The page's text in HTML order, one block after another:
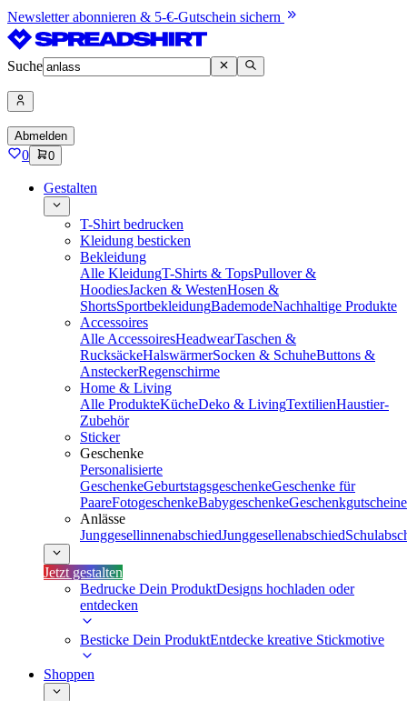
Newsletter abonnieren & 5-€-Gutschein sichern
Suche
Abmelden
0 0
Gestalten
T-Shirt bedrucken
Kleidung besticken
Bekleidung
Alle KleidungT-Shirts & TopsPullover &
HoodiesJacken & WestenHosen &
ShortsSportbekleidungBademodeNachhaltige Produkte
Accessoires
Alle AccessoiresHeadwearTaschen &
RucksäckeHalswärmerSocken & SchuheButtons &
AnsteckerRegenschirme
Home & Living
Alle ProdukteKücheDeko & LivingTextilienHaustier-
Zubehör
Sticker
Geschenke
Personalisierte
GeschenkeGeburtstagsgeschenkeGeschenke für
PaareFotogeschenkeBabygeschenkeGeschenkgutscheine
Anlässe
JunggesellinnenabschiedJunggesellenabschied
Jetzt gestalten
Bedrucke Dein ProduktDesigns hochladen oder
entdecken
Besticke Dein ProduktEntdecke kreative Stickmotive
Shoppen